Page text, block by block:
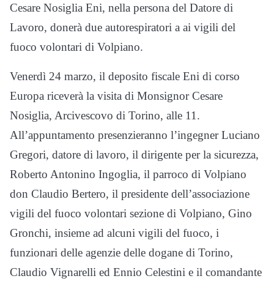
Cesare Nosiglia Eni, nella persona del Datore di
Lavoro, donerà due autorespiratori a ai vigili del
fuoco volontari di Volpiano.
Venerdì 24 marzo, il deposito fiscale Eni di corso
Europa riceverà la visita di Monsignor Cesare
Nosiglia, Arcivescovo di Torino, alle 11.
All’appuntamento presenzieranno l’ingegner Luciano
Gregori, datore di lavoro, il dirigente per la sicurezza,
Roberto Antonino Ingoglia, il parroco di Volpiano
don Claudio Bertero, il presidente dell’associazione
vigili del fuoco volontari sezione di Volpiano, Gino
Gronchi, insieme ad alcuni vigili del fuoco, i
funzionari delle agenzie delle dogane di Torino,
Claudio Vignarelli ed Ennio Celestini e il comandante